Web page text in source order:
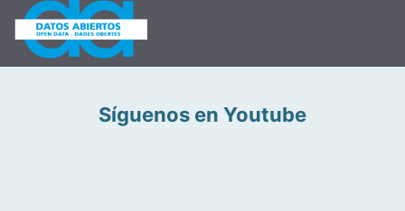
Síguenos en Youtube